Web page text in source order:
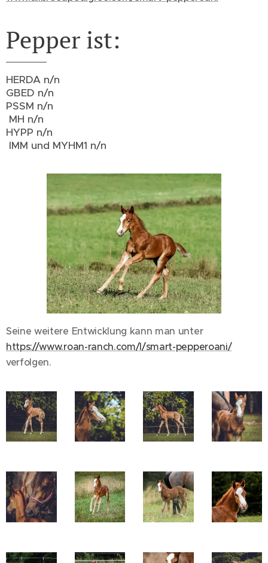
Pepper ist:
HERDA n/n
GBED n/n
PSSM n/n
MH n/n
HYPP n/n
IMM und MYHM1 n/n
Seine weitere Entwicklung kann man unter
https://www.roan-ranch.com/l/smart-pepperoani/
verfolgen.